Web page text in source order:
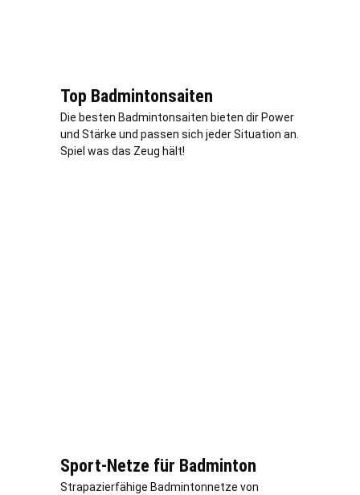
Top Badmintonsaiten
Die besten Badmintonsaiten bieten dir Power
und Stärke und passen sich jeder Situation an.
Spiel was das Zeug hält!
Sport-Netze für Badminton
Strapazierfähige Badmintonnetze von